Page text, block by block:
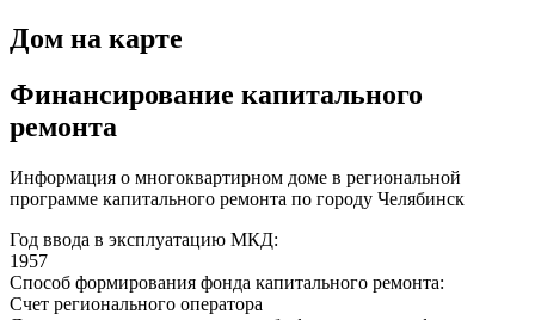
Дом на карте
Финансирование капитального
ремонта
Информация о многоквартирном доме в региональной
программе капитального ремонта по городу Челябинск
Год ввода в эксплуатацию МКД:
1957
Способ формирования фонда капитального ремонта:
Счет регионального оператора